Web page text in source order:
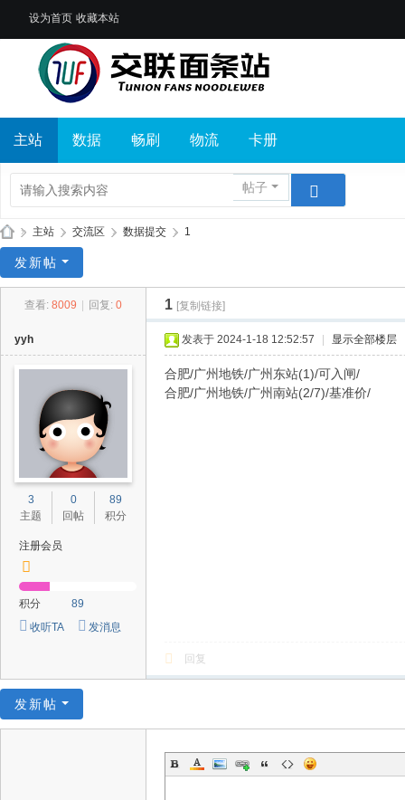
设为首页 收藏本站
主站 数据 畅刷 物流 卡册
帖子
联
» 主站 › 交流区 › 数据提交 › 1
发新帖
查看: 8009 回复: 0 1 [复制链接]
yyh
3
主题
0
回帖
89
积分
注册会员
积分
89
收听TA
发消息
发表于 2024-1-18 12:52:57 显示全部楼层
合肥/广州地铁/广州东站(1)/可入闸/
合肥/广州地铁/广州南站(2/7)/基准价/
回复
发新帖